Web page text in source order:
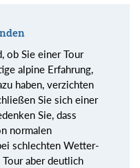
ob Sie einer Tour
alpine Erfahrung,
haben, verzichten
Sie sich einer
Sie, dass
normalen
schlechten Wetter-
aber deutlich